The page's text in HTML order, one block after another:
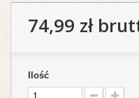
74,99 zł
Ilość